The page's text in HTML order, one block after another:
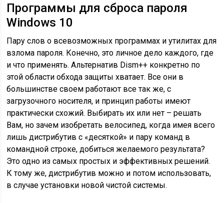
Программы для сброса пароля
Windows 10
Пару слов о всевозможных программах и утилитах для
взлома пароля. Конечно, это личное дело каждого, где
и что применять. Альтернатив Dism++ конкретно по
этой области обхода защиты хватает. Все они в
большинстве своем работают все так же, с
загрузочного носителя, и принцип работы имеют
практически схожий. Выбирать их или нет – решать
Вам, но зачем изобретать велосипед, когда имея всего
лишь дистрибутив с «десяткой» и пару команд в
командной строке, добиться желаемого результата?
Это одно из самых простых и эффективных решений.
К тому же, дистрибутив можно и потом использовать,
в случае установки новой чистой системы.